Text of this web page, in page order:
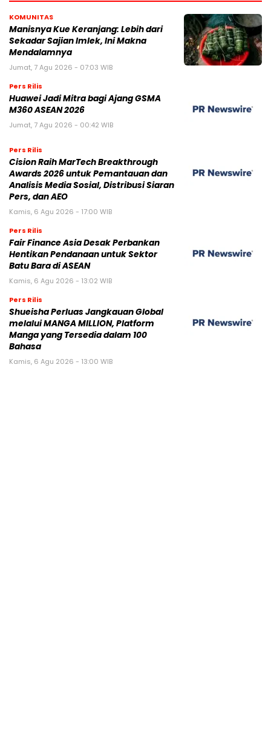
KOMUNITAS
Manisnya Kue Keranjang: Lebih dari
Sekadar Sajian Imlek, Ini Makna
Mendalamnya
Jumat, 7 Agu 2026 - 07:03 WIB
Pers Rilis
Huawei Jadi Mitra bagi Ajang GSMA
M360 ASEAN 2026
Jumat, 7 Agu 2026 - 00:42 WIB
Pers Rilis
Cision Raih MarTech Breakthrough
Awards 2026 untuk Pemantauan dan
Analisis Media Sosial, Distribusi Siaran
Pers, dan AEO
Kamis, 6 Agu 2026 - 17:00 WIB
Pers Rilis
Fair Finance Asia Desak Perbankan
Hentikan Pendanaan untuk Sektor
Batu Bara di ASEAN
Kamis, 6 Agu 2026 - 13:02 WIB
Pers Rilis
Shueisha Perluas Jangkauan Global
melalui MANGA MILLION, Platform
Manga yang Tersedia dalam 100
Bahasa
Kamis, 6 Agu 2026 - 13:00 WIB